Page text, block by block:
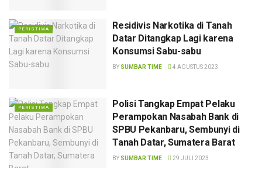
PERISTIWA
Residivis Narkotika di Tanah
Datar Ditangkap Lagi karena
Konsumsi Sabu-sabu
BY SUMBAR TIME 4 AGUSTUS 2023
PERISTIWA
Polisi Tangkap Empat Pelaku
Perampokan Nasabah Bank di
SPBU Pekanbaru, Sembunyi di
Tanah Datar, Sumatera Barat
BY SUMBAR TIME 29 JULI 2023